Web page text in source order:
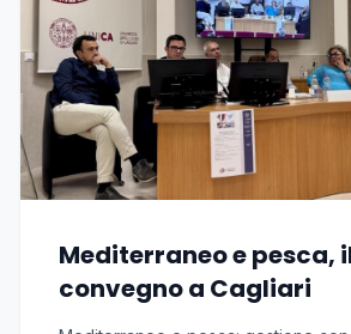
Mediterraneo e pesca,
convegno a Cagliari